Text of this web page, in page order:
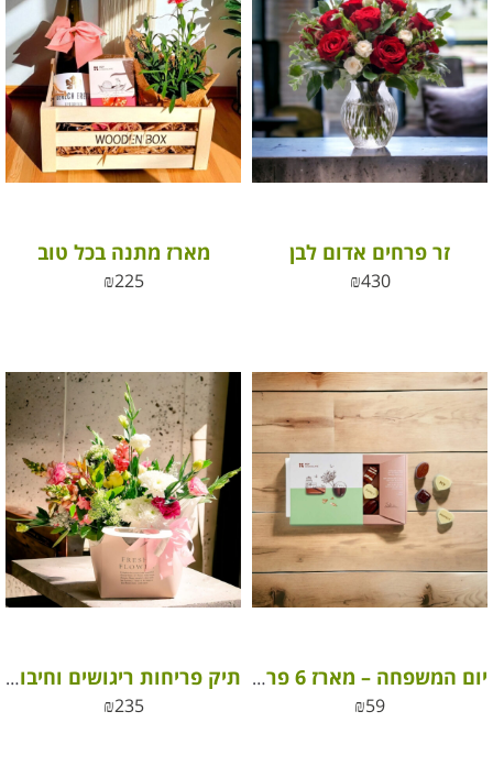
זר פרחים אדום לבן
₪430
מארז מתנה בכל טוב
₪225
יום המשפחה – מארז 6 פרלינים ממותגים מבית ROY שוקולד
₪59
תיק פריחות ריגושים וחיבוקים
₪235